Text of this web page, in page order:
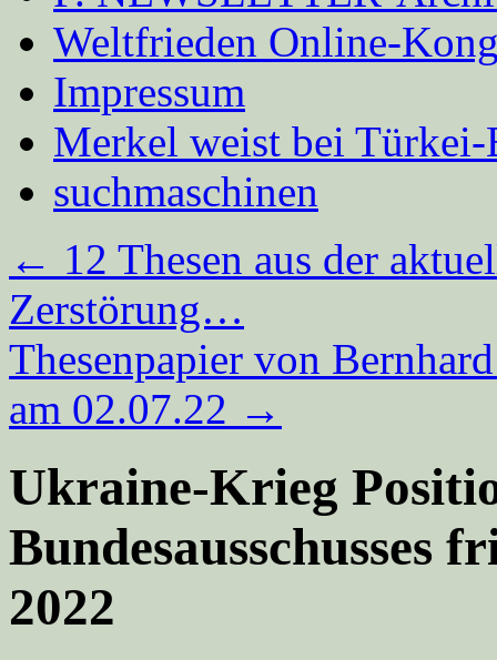
Weltfrieden Online-
Impressum
Merkel weist bei
suchmaschinen
← 12 Thesen aus der
Zerstörung…
Thesenpapier von
am 02.07.22 →
Ukraine-Krieg
Bundesausschusses
2022